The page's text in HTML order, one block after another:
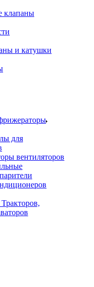
клапаны
и катушки
для
вентиляторов